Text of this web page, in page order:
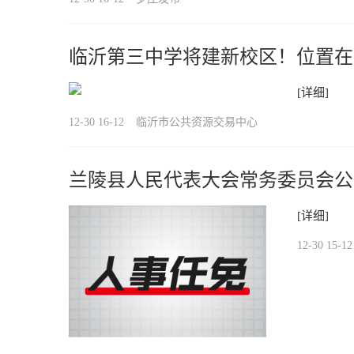
临沂第三中学将建新校区！位置在
[详细]
12-30 16-12 临沂市公共资源交易中心
兰陵县人民代表大会常务委员会
[详细]
12-30 15-12